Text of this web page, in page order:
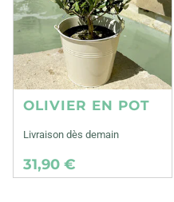
OLIVIER EN POT
Livraison dès demain
31,90 €